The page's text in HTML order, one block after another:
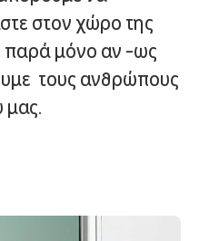
στον χώρο της
παρά μόνο αν -ως
τους ανθρώπους
μας.